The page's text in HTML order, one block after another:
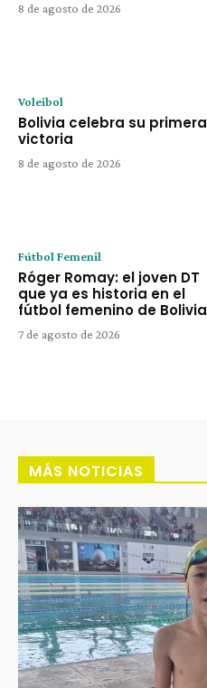
8 de agosto de 2026
Voleibol
Bolivia celebra su primera
victoria
8 de agosto de 2026
Fútbol Femenil
Róger Romay: el joven DT
que ya es historia en el
fútbol femenino de Bolivia
7 de agosto de 2026
MÁS NOTICIAS